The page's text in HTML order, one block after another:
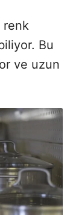
renk
Bu
ve uzun